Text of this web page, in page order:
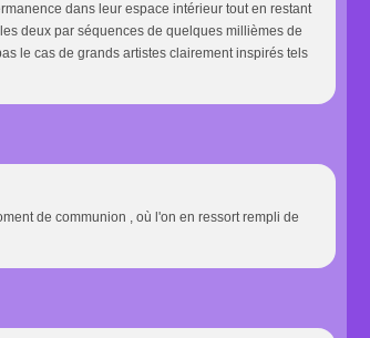
dans leur espace intérieur tout en restant
deux par séquences de quelques millièmes de
le cas de grands artistes clairement inspirés tels
de communion , où l'on en ressort rempli de